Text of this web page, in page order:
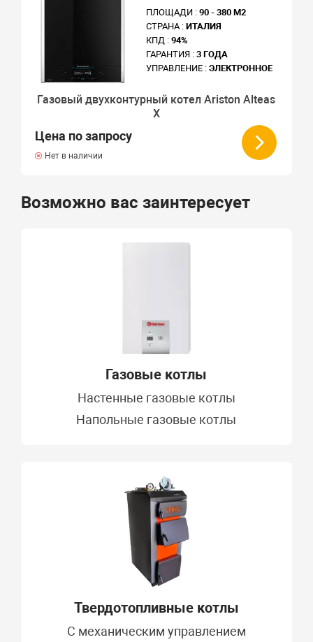
ПЛОЩАДИ :90 - 380 М2
СТРАНА :ИТАЛИЯ
КПД :94%
ГАРАНТИЯ :3 ГОДА
УПРАВЛЕНИЕ :ЭЛЕКТРОННОЕ
Газовый двухконтурный котел Ariston Alteas
X
Цена по запросу
Нет в наличии
Возможно вас заинтересует
Газовые котлы
Настенные газовые котлы
Напольные газовые котлы
Твердотопливные котлы
C механическим управлением